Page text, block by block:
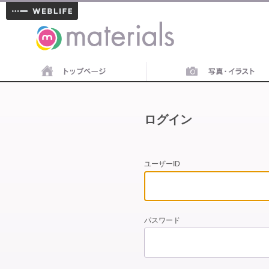
materials
ログイン
ユーザーID
パスワード